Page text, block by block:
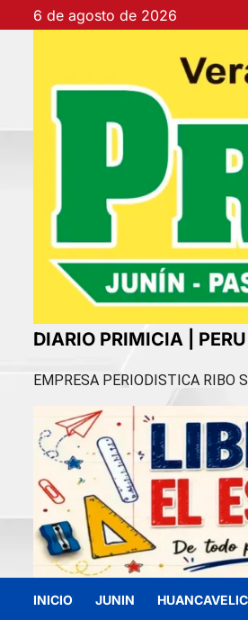
al
6 de agosto de 2026
DIARIO PRIMICIA | PERU
EMPRESA PERIODISTICA RIBO
INICIO JUNIN